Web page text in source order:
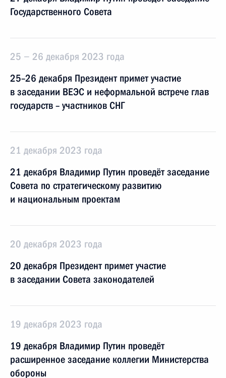
Государственного Совета
25 − 26 декабря 2023 года
25–26 декабря Президент примет участие
в заседании ВЕЭС и неформальной встрече глав
государств – участников СНГ
21 декабря 2023 года
21 декабря Владимир Путин проведёт заседание
Совета по стратегическому развитию
и национальным проектам
20 декабря 2023 года
20 декабря Президент примет участие
в заседании Совета законодателей
19 декабря 2023 года
19 декабря Владимир Путин проведёт
расширенное заседание коллегии Министерства
обороны